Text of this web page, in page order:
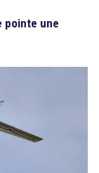
pointe une